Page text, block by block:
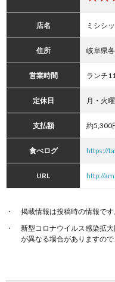
店名 ミシシ
住所 岐阜県
営業時間 ランチ
定休日 月・火
支払額 約5,300
食べログ https://
URL http://
掲載情報は投稿時の情報です
新型コロナウイルス感染拡
が異なる場合がありますので